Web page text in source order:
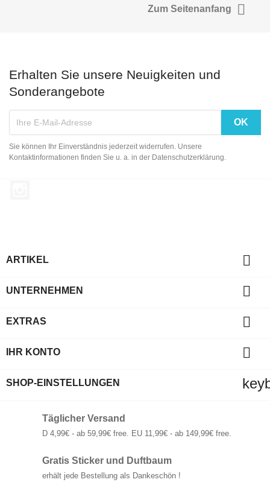
Zum Seitenanfang 
Erhalten Sie unsere Neuigkeiten und
Sonderangebote
Sie können Ihr Einverständnis jederzeit widerrufen. Unsere
Kontaktinformationen finden Sie u. a. in der Datenschutzerklärung.
ARTIKEL 
UNTERNEHMEN 
EXTRAS 
IHR KONTO 
SHOP-EINSTELLUNGEN
Täglicher Versand
D 4,99€ - ab 59,99€ free. EU 11,99€ - ab 149,99€ free.
Gratis Sticker und Duftbaum
erhält jede Bestellung als Dankeschön !